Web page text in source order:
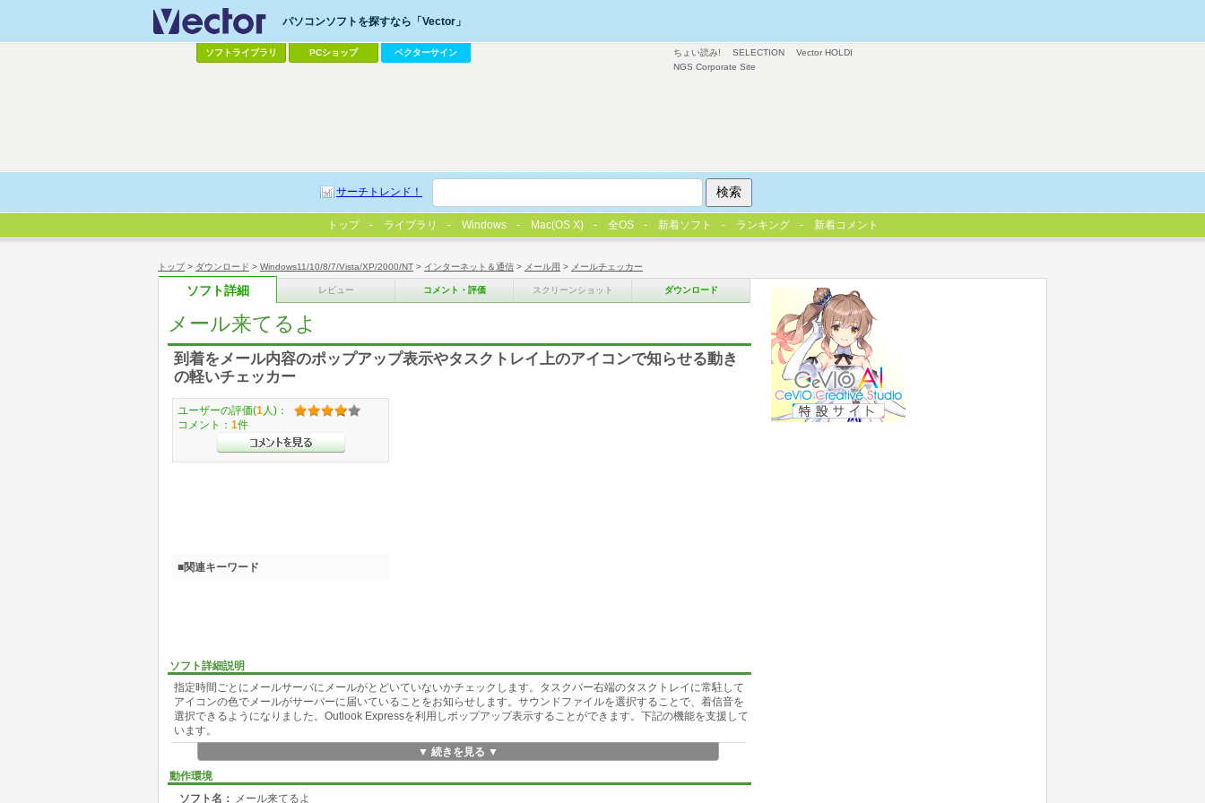
トップ> ダウンロード > Windows11/10/8/7/Vista/XP/2000/NT > インターネット＆通信 > メール用 > メールチェッカー
ソフト詳細 レビュー コメント・評価 スクリーンショット ダウンロード
メール来てるよ
到着をメール内容のポップアップ表示やタスクトレイ上のアイコンで知らせる動き
の軽いチェッカー
ソフト詳細説明
指定時間ごとにメールサーバにメールがとどいていないかチェックします。タスクバー右端のタスクトレイに常駐して
アイコンの色でメールがサーバーに届いていることをお知らせします。サウンドファイルを選択することで、着信音を
選択できるようになりました。Outlook Expressを利用しポップアップ表示することができます。下記の機能を支援して
います。
○ タスクトレイのアイコンをクリックする事で一覧表示できます。
○ 到着したメールを自動ポップアップ表示できます。
○ 一覧のチェックボックスをチェックするとそのメールを次回巡回時にメールサーバーから削除します。
▼ 続きを見る ▼
動作環境
ソフト名： メール来てるよ
ユーザーの評価(1 人)：
コメント： 1件
■関連キーワード
ちょい読み! SELECTION
Vector HOLDI
NGS Corporate Site
パソコンソフトを探すなら「Vector」
ソフトライブラリ PCショップ ベクターサイン
サーチトレンド！
トップ ライブラリ Windows Mac(OS X) 全OS 新着ソフト ランキング 新着コメント